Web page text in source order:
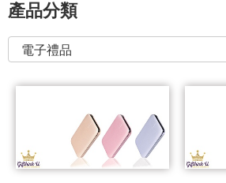
產品分類